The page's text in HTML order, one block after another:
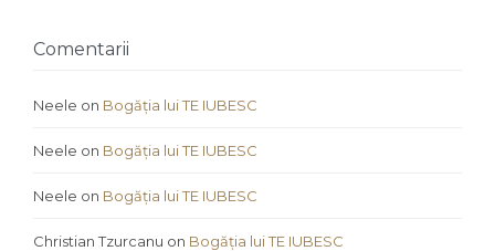
Comentarii
Neele on Bogăția lui TE IUBESC
Neele on Bogăția lui TE IUBESC
Neele on Bogăția lui TE IUBESC
Christian Tzurcanu on Bogăția lui TE IUBESC